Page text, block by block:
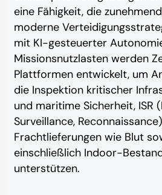
eine Fähigkeit, die
moderne
mit KI-gesteuerter
Missionsnutzlasten werden
Plattformen entwickelt, um
die Inspektion kritischer
und maritime Sicherheit, ISR
Surveillance,
Frachtlieferungen wie Blut
einschließlich Indoor-
unterstützen.